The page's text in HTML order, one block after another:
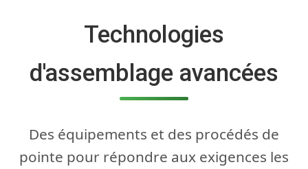
Technologies
d'assemblage avancées
Des équipements et des procédés de
pointe pour répondre aux exigences les